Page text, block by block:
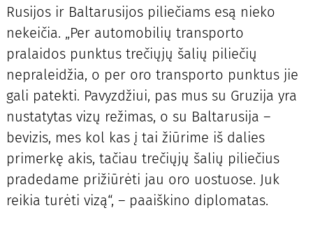
Rusijos ir Baltarusijos piliečiams esą nieko
nekeičia. „Per automobilių transporto
pralaidos punktus trečiųjų šalių piliečių
nepraleidžia, o per oro transporto punktus jie
gali patekti. Pavyzdžiui, pas mus su Gruzija yra
nustatytas vizų režimas, o su Baltarusija –
bevizis, mes kol kas į tai žiūrime iš dalies
primerkę akis, tačiau trečiųjų šalių piliečius
pradedame prižiūrėti jau oro uostuose. Juk
reikia turėti vizą“, – paaiškino diplomatas.